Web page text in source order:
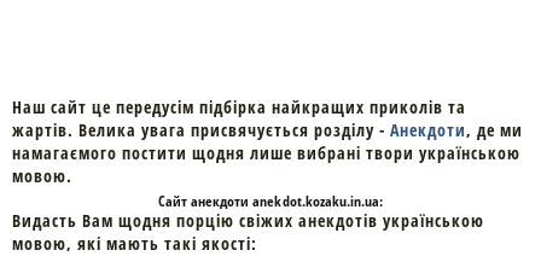
Наш сайт це передусім підбірка найкращих приколів та
жартів. Велика увага присвячується розділу - Анекдоти, де ми
намагаємого постити щодня лише вибрані твори українською
мовою.
Cайтанекдоти anekdot.kozaku.in.ua:
Видасть Вам щодня порцію свіжих анекдотів українською
мовою, які мають такі якості: